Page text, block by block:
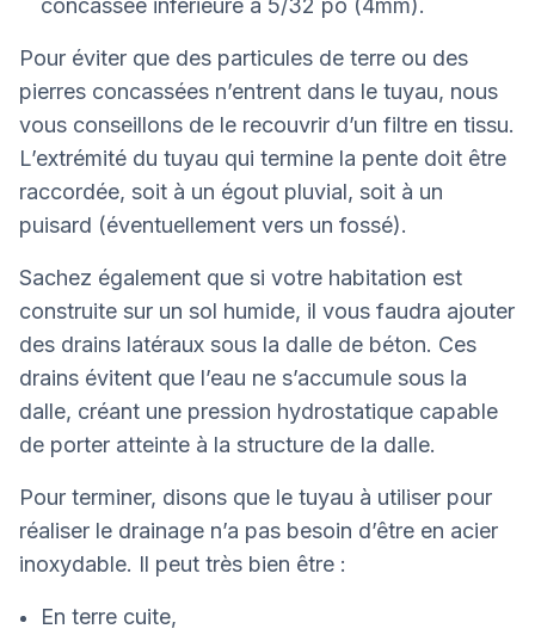
Pour éviter que des particules de terre ou des
pierres concassées n’entrent dans le tuyau, nous
vous conseillons de le recouvrir d’un filtre en tissu.
L’extrémité du tuyau qui termine la pente doit être
raccordée, soit à un égout pluvial, soit à un
puisard (éventuellement vers un fossé).
Sachez également que si votre habitation est
construite sur un sol humide, il vous faudra ajouter
des drains latéraux sous la dalle de béton. Ces
drains évitent que l’eau ne s’accumule sous la
dalle, créant une pression hydrostatique capable
de porter atteinte à la structure de la dalle.
Pour terminer, disons que le tuyau à utiliser pour
réaliser le drainage n’a pas besoin d’être en acier
inoxydable. Il peut très bien être :
En terre cuite,